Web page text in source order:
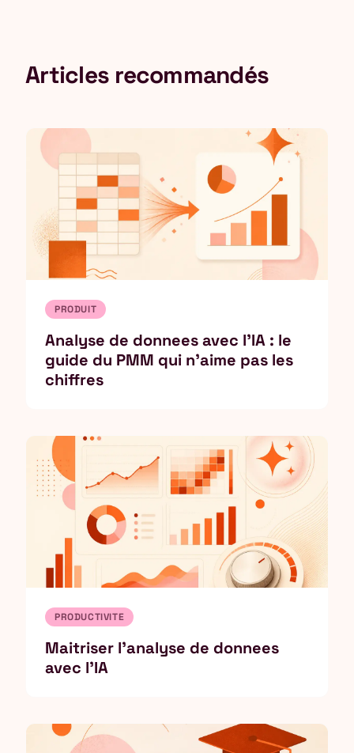
Articles recommandés
PRODUIT
Analyse de donnees avec l'IA : le
guide du PMM qui n'aime pas les
chiffres
PRODUCTIVITE
Maitriser l'analyse de donnees
avec l'IA